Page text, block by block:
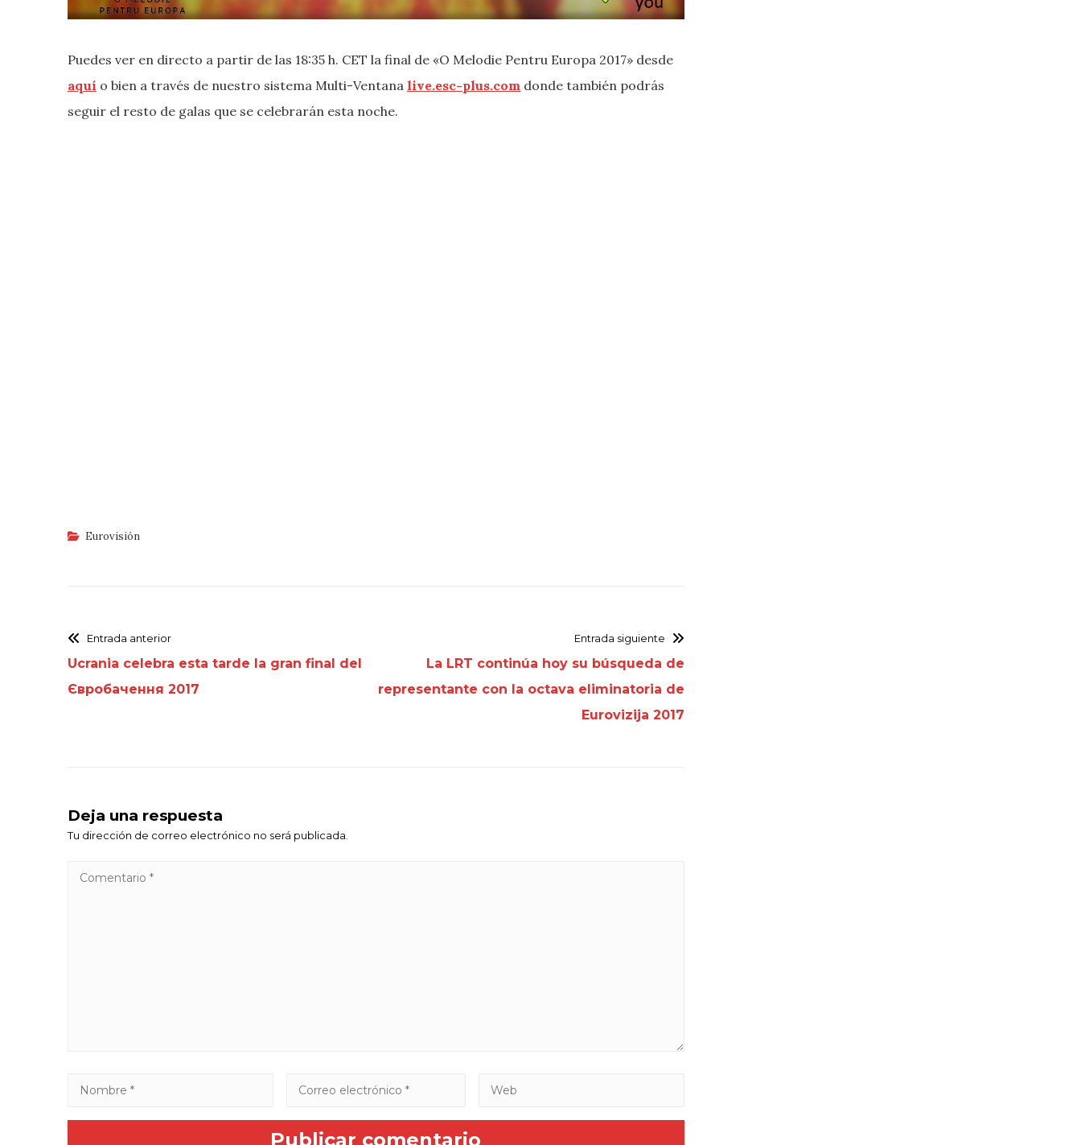
Puedes ver en directo a partir de las 18:35 h. CET la final de «O Melodie Pentru Europa 2017» desde
aquí o bien a través de nuestro sistema Multi-Ventana live.esc-plus.com donde también podrás
seguir el resto de galas que se celebrarán esta noche.
Eurovisión
Entrada anterior
Ucrania celebra esta tarde la gran final del
Євробачення 2017
Entrada siguiente
La LRT continúa hoy su búsqueda de
representante con la octava eliminatoria de
Eurovizija 2017
Deja una respuesta
Tu dirección de correo electrónico no será publicada.